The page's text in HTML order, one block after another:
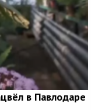
в Павлодаре